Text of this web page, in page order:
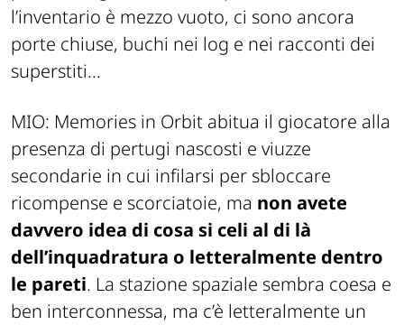
l’inventario è mezzo vuoto, ci sono ancora
porte chiuse, buchi nei log e nei racconti dei
superstiti...
MIO: Memories in Orbit abitua il giocatore alla
presenza di pertugi nascosti e viuzze
secondarie in cui infilarsi per sbloccare
ricompense e scorciatoie, ma non avete
davvero idea di cosa si celi al di là
dell’inquadratura o letteralmente dentro
le pareti. La stazione spaziale sembra coesa e
ben interconnessa, ma c’è letteralmente un